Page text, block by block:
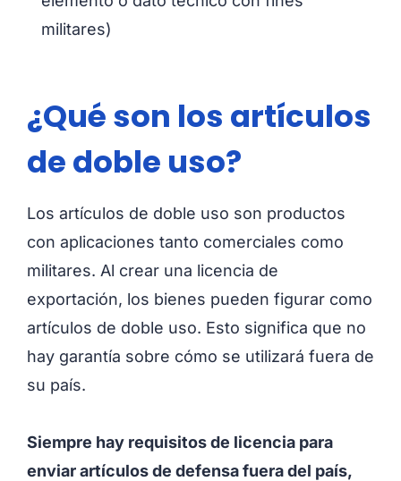
militares)
¿Qué son los artículos
de doble uso?
Los artículos de doble uso son productos
con aplicaciones tanto comerciales como
militares. Al crear una licencia de
exportación, los bienes pueden figurar como
artículos de doble uso. Esto significa que no
hay garantía sobre cómo se utilizará fuera de
su país.
Siempre hay requisitos de licencia para
enviar artículos de defensa fuera del país,